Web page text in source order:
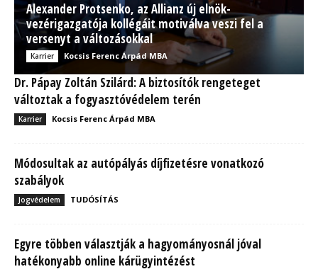
Alexander Protsenko, az Allianz új elnök-
vezérigazgatója kollégáit motiválva veszi fel a
versenyt a változásokkal
Karrier Kocsis Ferenc Árpád MBA
Dr. Pápay Zoltán Szilárd: A biztosítók rengeteget
változtak a fogyasztóvédelem terén
Karrier Kocsis Ferenc Árpád MBA
Módosultak az autópályás díjfizetésre vonatkozó
szabályok
Jogvédelem TUDÓSÍTÁS
Egyre többen választják a hagyományosnál jóval
hatékonyabb online kárügyintézést